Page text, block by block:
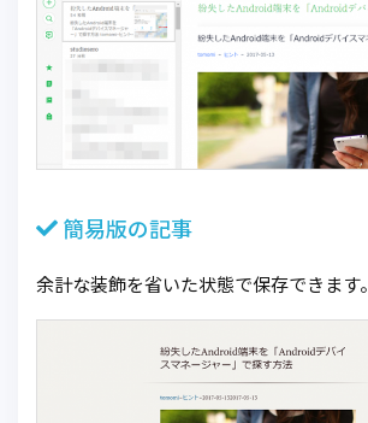
簡易版の記事
余計な装飾を省いた状態で保存できます。